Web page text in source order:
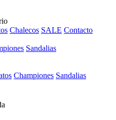
Chalecos SALE Contacto
Sandalias
Championes Sandalias